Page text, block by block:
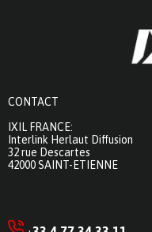
CONTACT
IXIL FRANCE:
Interlink Herlaut Diffusion
32 rue Descartes
42000 SAINT-ETIENNE